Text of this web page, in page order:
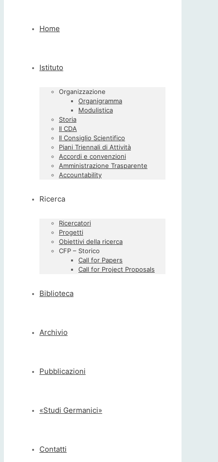
Home
Istituto
Organizzazione
Organigramma
Modulistica
Storia
Il CDA
Il Consiglio Scientifico
Piani Triennali di Attività
Accordi e convenzioni
Amministrazione Trasparente
Accountability
Ricerca
Ricercatori
Progetti
Obiettivi della ricerca
CFP – Storico
Call for Papers
Call for Project Proposals
Biblioteca
Archivio
Pubblicazioni
«Studi Germanici»
Contatti